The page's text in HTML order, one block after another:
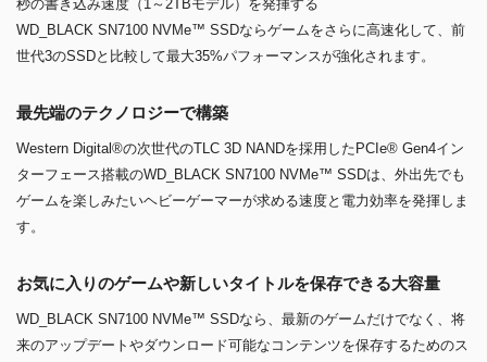
秒の書き込み速度（1～2TBモデル）を発揮する
WD_BLACK SN7100 NVMe™ SSDならゲームをさらに高速化して、前
世代3のSSDと比較して最大35%パフォーマンスが強化されます。
最先端のテクノロジーで構築
Western Digital®の次世代のTLC 3D NANDを採用したPCIe® Gen4イン
ターフェース搭載のWD_BLACK SN7100 NVMe™ SSDは、外出先でも
ゲームを楽しみたいヘビーゲーマーが求める速度と電力効率を発揮しま
す。
お気に入りのゲームや新しいタイトルを保存できる大容量
WD_BLACK SN7100 NVMe™ SSDなら、最新のゲームだけでなく、将
来のアップデートやダウンロード可能なコンテンツを保存するためのス